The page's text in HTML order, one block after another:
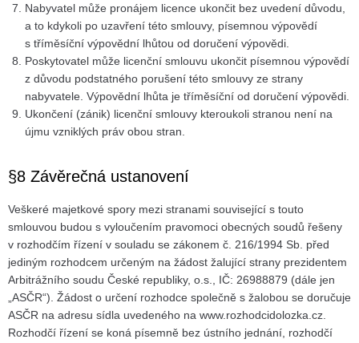
Nabyvatel může pronájem licence ukončit bez uvedení důvodu,
a to kdykoli po uzavření této smlouvy, písemnou výpovědí
s tříměsíční výpovědní lhůtou od doručení výpovědi.
Poskytovatel může licenční smlouvu ukončit písemnou výpovědí
z důvodu podstatného porušení této smlouvy ze strany
nabyvatele. Výpovědní lhůta je tříměsíční od doručení výpovědi.
Ukončení (zánik) licenční smlouvy kteroukoli stranou není na
újmu vzniklých práv obou stran.
§8 Závěrečná ustanovení
Veškeré majetkové spory mezi stranami související s touto
smlouvou budou s vyloučením pravomoci obecných soudů řešeny
v rozhodčím řízení v souladu se zákonem č. 216/1994 Sb. před
jediným rozhodcem určeným na žádost žalující strany prezidentem
Arbitrážního soudu České republiky, o.s., IČ: 26988879 (dále jen
„ASČR“). Žádost o určení rozhodce společně s žalobou se doručuje
ASČR na adresu sídla uvedeného na www.rozhodcidolozka.cz.
Rozhodčí řízení se koná písemně bez ústního jednání, rozhodčí